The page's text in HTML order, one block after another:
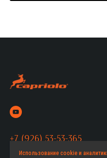
+7 (926) 53-53-365
Политика обработки
Использование cookie и